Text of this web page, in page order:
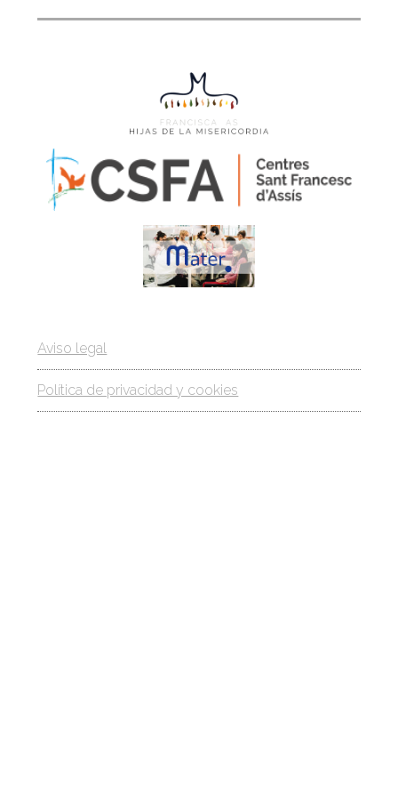
Aviso legal
Política de privacidad y cookies